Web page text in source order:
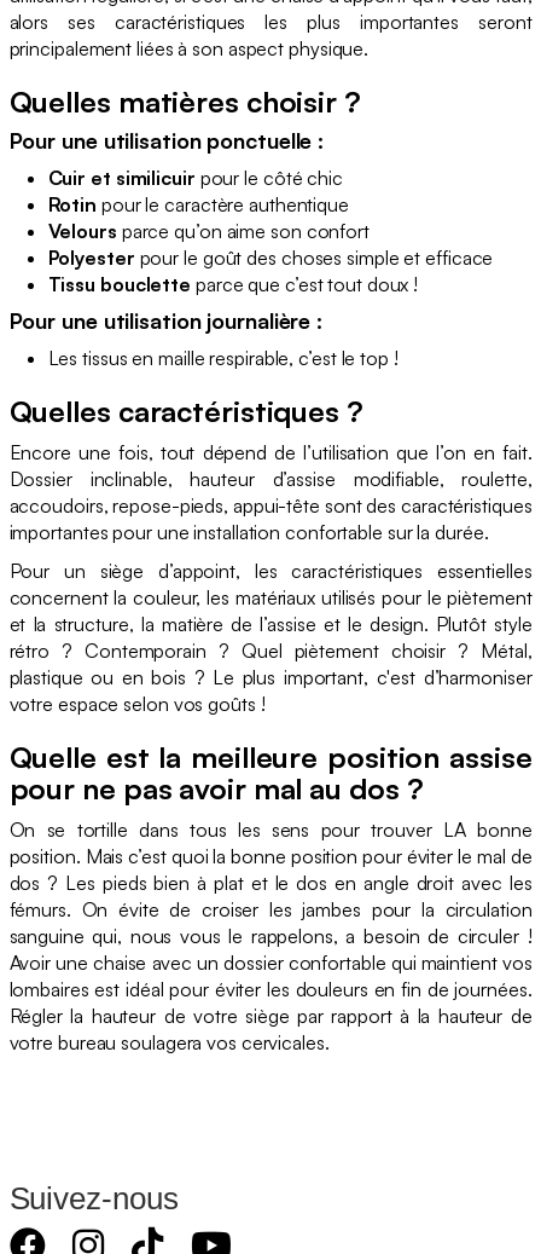
alors ses caractéristiques les plus importantes seront
principalement liées à son aspect physique.
Quelles matières choisir ?
Pour une utilisation ponctuelle :
Cuir et similicuir pour le côté chic
Rotin pour le caractère authentique
Velours parce qu’on aime son confort
Polyester pour le goût des choses simple et efficace
Tissu bouclette parce que c’est tout doux !
Pour une utilisation journalière :
Les tissus en maille respirable, c’est le top !
Quelles caractéristiques ?
Encore une fois, tout dépend de l’utilisation que l’on en fait.
Dossier inclinable, hauteur d’assise modifiable, roulette,
accoudoirs, repose-pieds, appui-tête sont des caractéristiques
importantes pour une installation confortable sur la durée.
Pour un siège d’appoint, les caractéristiques essentielles
concernent la couleur, les matériaux utilisés pour le piètement
et la structure, la matière de l’assise et le design. Plutôt style
rétro ? Contemporain ? Quel piètement choisir ? Métal,
plastique ou en bois ? Le plus important, c'est d’harmoniser
votre espace selon vos goûts !
Quelle est la meilleure position assise
pour ne pas avoir mal au dos ?
On se tortille dans tous les sens pour trouver LA bonne
position. Mais c’est quoi la bonne position pour éviter le mal de
dos ? Les pieds bien à plat et le dos en angle droit avec les
fémurs. On évite de croiser les jambes pour la circulation
sanguine qui, nous vous le rappelons, a besoin de circuler !
Avoir une chaise avec un dossier confortable qui maintient vos
lombaires est idéal pour éviter les douleurs en fin de journées.
Régler la hauteur de votre siège par rapport à la hauteur de
votre bureau soulagera vos cervicales.
Suivez-nous